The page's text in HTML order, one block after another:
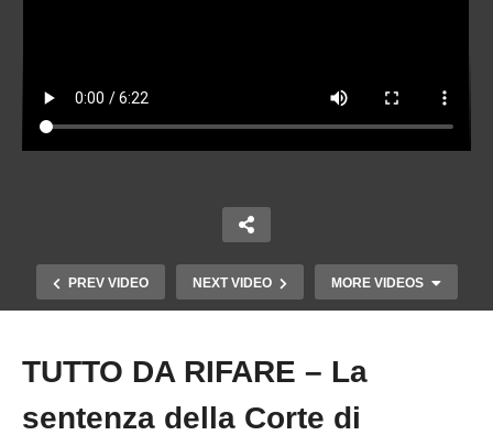
PREV VIDEO NEXT VIDEO MORE VIDEOS
Copy Embed Code
TUTTO DA RIFARE – La
sentenza della Corte di